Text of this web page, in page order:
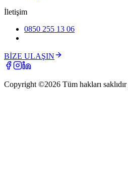
İletişim
0850 255 13 06
BİZE ULAŞIN
Copyright ©2026 Tüm hakları saklıdır